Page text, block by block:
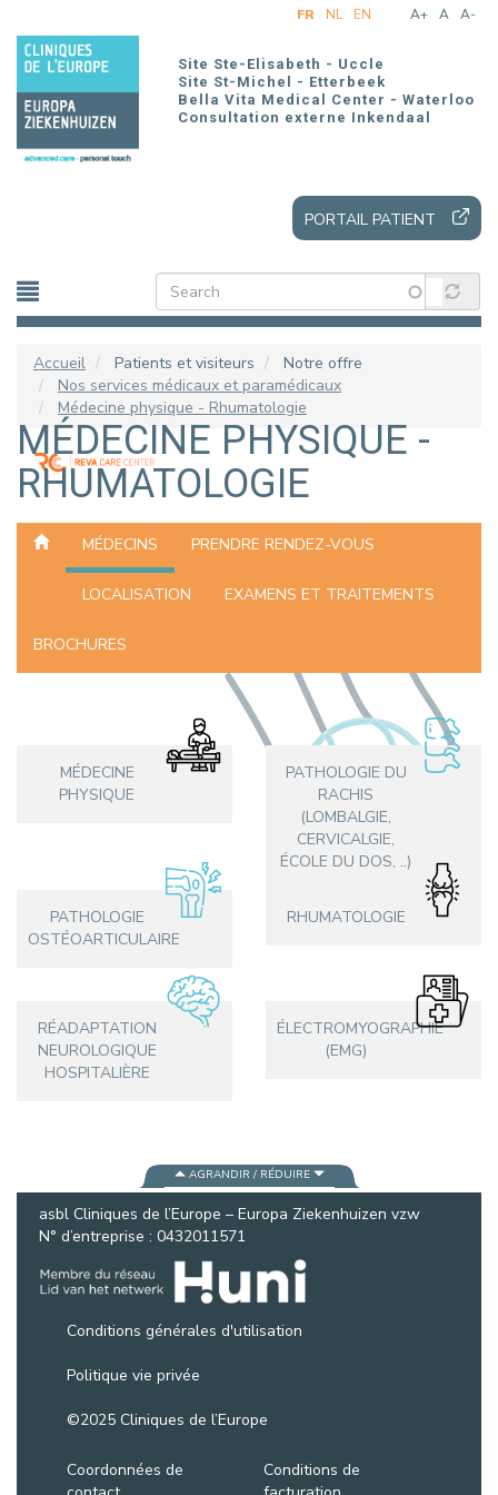
au
contenu
A+ A A-
FR NL EN
Site Ste-Elisabeth - Uccle
Site St-Michel - Etterbeek
Bella Vita Medical Center - Waterloo
Consultation externe Inkendaal
PORTAIL PATIENT
Accueil Patients et visiteurs
Notre offre
Nos services médicaux et paramédicaux
Médecine physique - Rhumatologie
MÉDECINE PHYSIQUE -
RHUMATOLOGIE
MÉDECINS PRENDRE RENDEZ-VOUS
LOCALISATION EXAMENS ET TRAITEMENTS
BROCHURES
MÉDECINE
PHYSIQUE
PATHOLOGIE DU
RACHIS
(LOMBALGIE,
CERVICALGIE,
ÉCOLE DU DOS, ..)
PATHOLOGIE
OSTÉOARTICULAIRE
RHUMATOLOGIE
RÉADAPTATION
NEUROLOGIQUE
HOSPITALIÈRE
ÉLECTROMYOGRAPHIE
(EMG)
AGRANDIR / RÉDUIRE
asbl Cliniques de l’Europe – Europa Ziekenhuizen vzw
N° d’entreprise : 0432011571
Conditions générales d'utilisation
Politique vie privée
©2025 Cliniques de l’Europe
Conditions de
Coordonnées de